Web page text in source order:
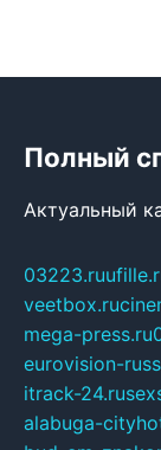
Полный
Актуальный
03223.ru
veetbox.ru
mega-press.ru
eurovision-
itrack-24.ru
alabuga-